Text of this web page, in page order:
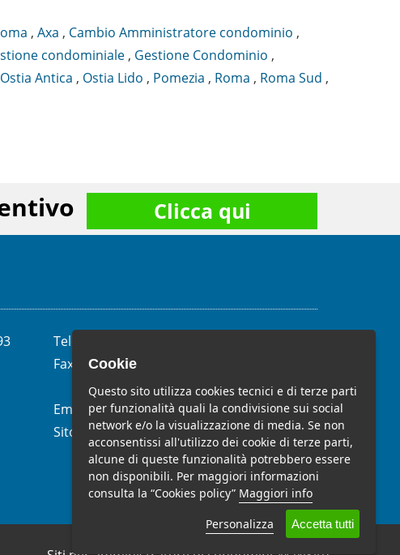
, Axa , Cambio Amministratore condominio ,
condominiale , Gestione Condominio ,
Ostia Antica , Ostia Lido , Pomezia , Roma , Roma Sud ,
Clicca qui
Telefono:
Fax:
(+39) 06.99.33.19.10
Email:info@studiomelchiorri.it
Sito Web:www.stmelchiorri.it
Cookie
Questo sito utilizza cookies tecnici e di terze parti
per funzionalità quali la condivisione sui social
network e/o la visualizzazione di media. Se non
acconsentissi all'utilizzo dei cookie di terze parti,
alcune di queste funzionalità potrebbero essere
non disponibili. Per maggiori informazioni
consulta la “Cookies policy” Maggiori info
Personalizza
Accetta tutti